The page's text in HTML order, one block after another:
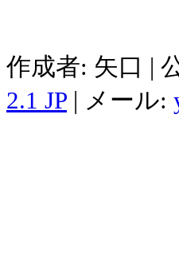
作成者: 矢口 |
2.1 JP | メール: